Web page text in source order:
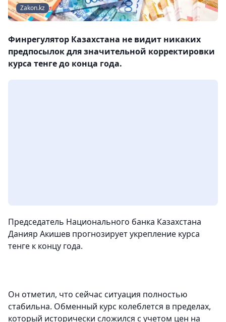
Zakon.kz
Финрегулятор Казахстана не видит никаких
предпосылок для значительной корректировки
курса тенге до конца года.
Председатель Национального банка Казахстана
Данияр Акишев прогнозирует укрепление курса
тенге к концу года.
Он отметил, что сейчас ситуация полностью
стабильна. Обменный курс колеблется в пределах,
который исторически сложился с учетом цен на